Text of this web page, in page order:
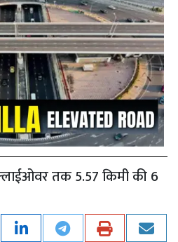
तक 5.57 किमी की 6